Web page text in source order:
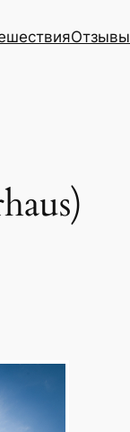
Отзывы